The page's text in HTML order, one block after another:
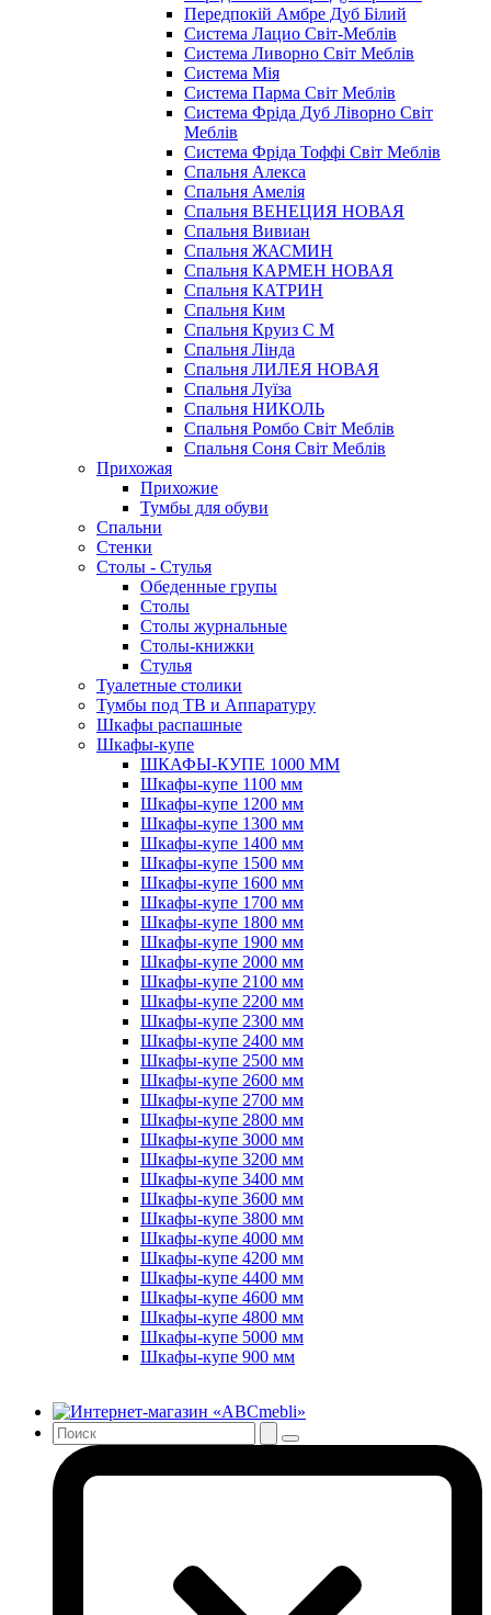
Передпокій Амбре Дуб Білий
Система Лацио Світ-Меблів
Система Ливорно Світ Меблів
Система Мія
Система Парма Свiт Меблiв
Система Фріда Дуб Ліворно Світ
Меблів
Система Фріда Тоффі Світ Меблів
Спальня Алекса
Спальня Амелія
Спальня ВЕНЕЦИЯ НОВАЯ
Спальня Вивиан
Спальня ЖАСМИН
Спальня КАРМЕН НОВАЯ
Спальня КАТРИН
Спальня Ким
Спальня Круиз С М
Спальня Лінда
Спальня ЛИЛЕЯ НОВАЯ
Спальня Луїза
Спальня НИКОЛЬ
Спальня Ромбо Світ Меблів
Спальня Соня Світ Меблів
Прихожая
Прихожие
Тумбы для обуви
Спальни
Стенки
Столы - Стулья
Обеденные групы
Столы
Столы журнальные
Столы-книжки
Стулья
Туалетные столики
Тумбы под ТВ и Аппаратуру
Шкафы распашные
Шкафы-купе
ШКАФЫ-КУПЕ 1000 ММ
Шкафы-купе 1100 мм
Шкафы-купе 1200 мм
Шкафы-купе 1300 мм
Шкафы-купе 1400 мм
Шкафы-купе 1500 мм
Шкафы-купе 1600 мм
Шкафы-купе 1700 мм
Шкафы-купе 1800 мм
Шкафы-купе 1900 мм
Шкафы-купе 2000 мм
Шкафы-купе 2100 мм
Шкафы-купе 2200 мм
Шкафы-купе 2300 мм
Шкафы-купе 2400 мм
Шкафы-купе 2500 мм
Шкафы-купе 2600 мм
Шкафы-купе 2700 мм
Шкафы-купе 2800 мм
Шкафы-купе 3000 мм
Шкафы-купе 3200 мм
Шкафы-купе 3400 мм
Шкафы-купе 3600 мм
Шкафы-купе 3800 мм
Шкафы-купе 4000 мм
Шкафы-купе 4200 мм
Шкафы-купе 4400 мм
Шкафы-купе 4600 мм
Шкафы-купе 4800 мм
Шкафы-купе 5000 мм
Шкафы-купе 900 мм